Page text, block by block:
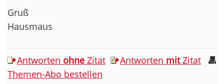
Gruß
Hausmaus
Antworten ohne Zitat Antworten mitZitat
Themen-Abo bestellen